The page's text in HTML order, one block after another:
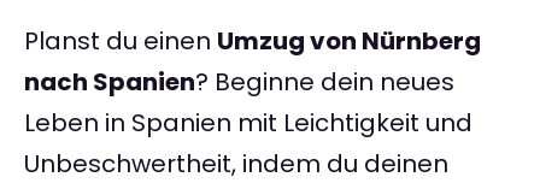
Planst du einen Umzug von Nürnberg
nach Spanien? Beginne dein neues
Leben in Spanien mit Leichtigkeit und
Unbeschwertheit, indem du deinen